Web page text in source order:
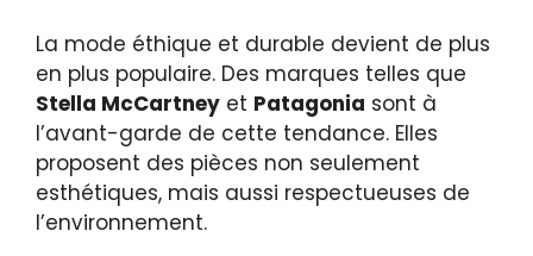
La mode éthique et durable devient de plus
en plus populaire. Des marques telles que
Stella McCartney et Patagonia sont à
l’avant-garde de cette tendance. Elles
proposent des pièces non seulement
esthétiques, mais aussi respectueuses de
l’environnement.